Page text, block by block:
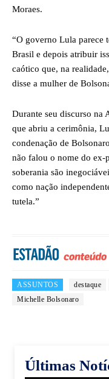
Moraes.
“O governo Lula parece
Brasil e depois atribuir
caótico que, na
disse a mulher de
Durante seu discurso na
que abriu a cerimônia,
condenação de
não falou o nome do ex-
soberania são
como nação
tutela.”
ASSUNTOS destaque
Michelle Bolsonaro
Últimas